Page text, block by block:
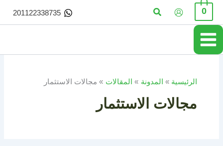
تخطي
المحتوى
0 البحث 201122338735
الرئيسية المدونة المقالات مجالات الاستثمار
مجالات الاستثمار